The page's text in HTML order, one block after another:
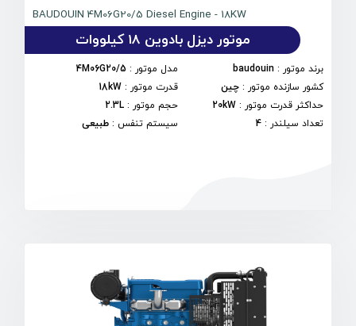
BAUDOUIN 4M06G20/5 Diesel Engine - 18KW
موتور دیزل بادوین 18 کیلووات
برند موتور :
baudouin مدل موتور :
4M06G20/5
کشور سازنده موتور : چین قدرت موتور :
18kW
حداکثر قدرت موتور :
20kW حجم موتور :
2.3L
تعداد سیلندر :
4 سیستم تنفس : طبیعی